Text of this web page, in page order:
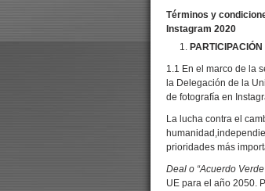
Términos y
Instagram 2020
PARTICIPACIÓN
1.1 En el marco de la
la Delegación de la
de fotografía en
La lucha contra el
prioridades más
Deal o “Acuerdo
UE para el año 2050.